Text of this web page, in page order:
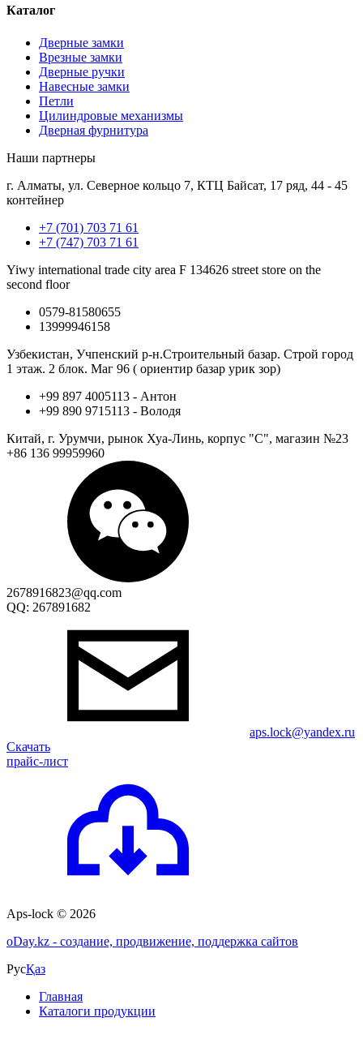
Каталог
Дверные замки
Врезные замки
Дверные ручки
Навесные замки
Петли
Цилиндровые механизмы
Дверная фурнитура
Наши партнеры
г. Алматы, ул. Северное кольцо 7, КТЦ Байсат, 17 ряд, 44 - 45
контейнер
+7 (701) 703 71 61
+7 (747) 703 71 61
Yiwy international trade city area F 134626 street store on the
second floor
0579-81580655
13999946158
Узбекистан, Учпенский р-н.Строительный базар. Строй город
1 этаж. 2 блок. Маг 96 ( ориентир базар урик зор)
+99 897 4005113 - Антон
+99 890 9715113 - Володя
Китай, г. Урумчи, рынок Хуа-Линь, корпус "С", магазин №23
+86 136 99959960
2678916823@qq.com
QQ: 267891682
aps.lock@yandex.ru
Скачать
прайс-лист
Aps-lock © 2026
oDay.kz - создание, продвижение, поддержка сайтов
РусҚаз
Главная
Каталоги продукции